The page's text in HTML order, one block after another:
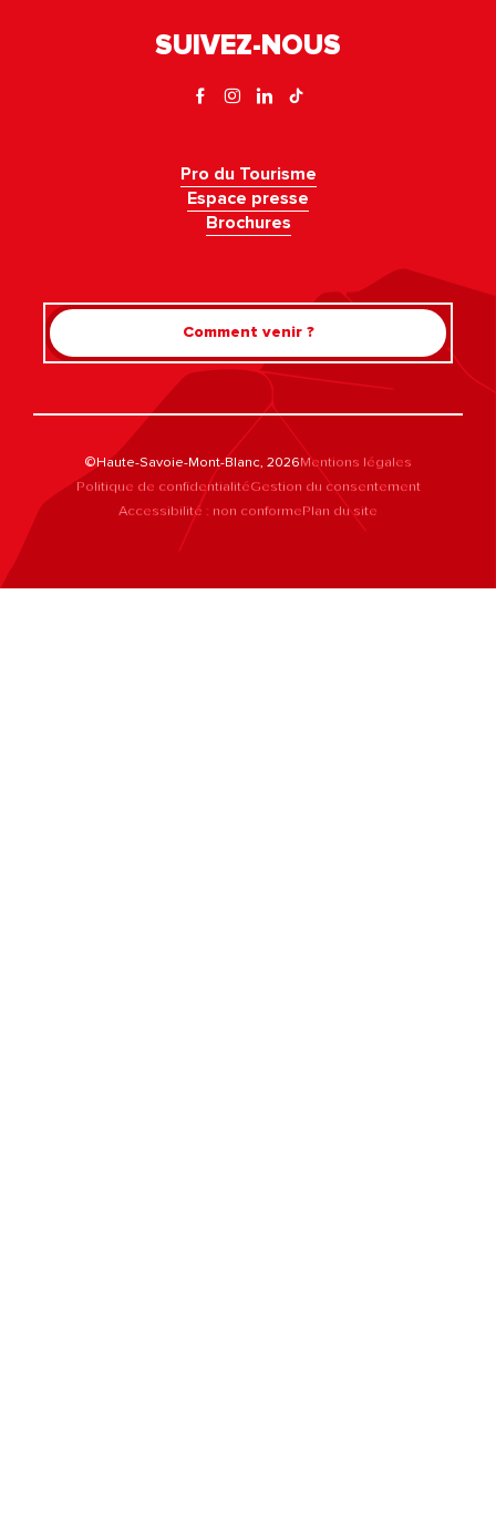
SUIVEZ-NOUS
Pro du Tourisme
Espace presse
Brochures
Comment venir ?
©Haute-Savoie-Mont-Blanc, 2026Mentions légales
Politique de confidentialitéGestion du consentement
Accessibilité : non conformePlan du site